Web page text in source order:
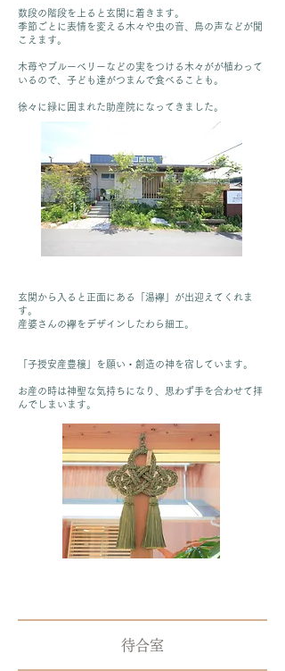
数段の階段を上ると玄関に着きます。
季節ごとに表情を変える木々や虫の音、鳥の声などが聞
こえます。
木苺やブルーベリーなどの実をつける木々がが植わって
いるので、子ども達がつまんで食べることも。
徐々に緑に囲まれた助産院になってきました。
玄関から入ると正面にある「湯襷」が出迎えてくれま
す。
産婆さんの襷をデザインしたわら細工。
「子授安産豊穣」を願い・創造の神を宿しています。
お産の時は神聖な気持ちになり、思わず手を合わせて拝
んでしまいます。
待合室